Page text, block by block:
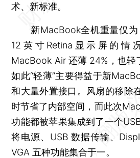
术、新标准。
新MacBook全机重量仅为
12英寸Retina显示屏的情
MacBook Air 还薄 24%，也轻
如此“轻薄”主要得益于新
和大量外置接口。风扇的移除
时节省了内部空间，而此次
功能都被苹果集成到了一个
将电源、USB 数据传输、
VGA 五种功能集合于一。